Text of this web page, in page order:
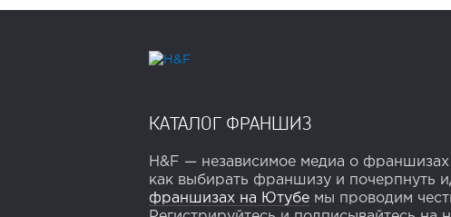
КАТАЛОГ ФРАНШИЗ
H&F — независимое медиа о
как выбирать франшизу и почерпнуть
франшизах на Ютубе мы проводим